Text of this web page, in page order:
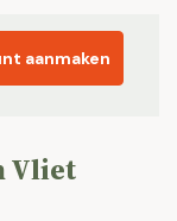
aanmaken
Vliet